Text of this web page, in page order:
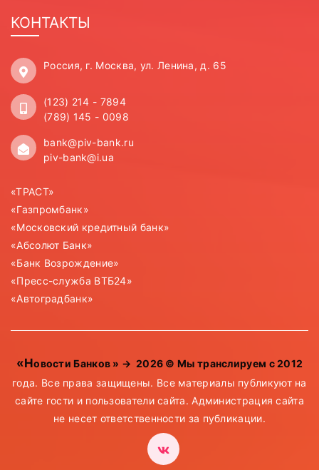
КОНТАКТЫ
Россия, г. Москва, ул. Ленина, д. 65
(123) 214 - 7894
(789) 145 - 0098
bank@piv-bank.ru
piv-bank@i.ua
«ТРАСТ»
«Газпромбанк»
«Московский кредитный банк»
«Абсолют Банк»
«Банк Возрождение»
«Пресс-служба ВТБ24»
«Автоградбанк»
«Новости Банков » → 2026 © Мы транслируем с 2012
года. Все права защищены. Все материалы публикуют на
сайте гости и пользователи сайта. Администрация сайта
не несет ответственности за публикации.